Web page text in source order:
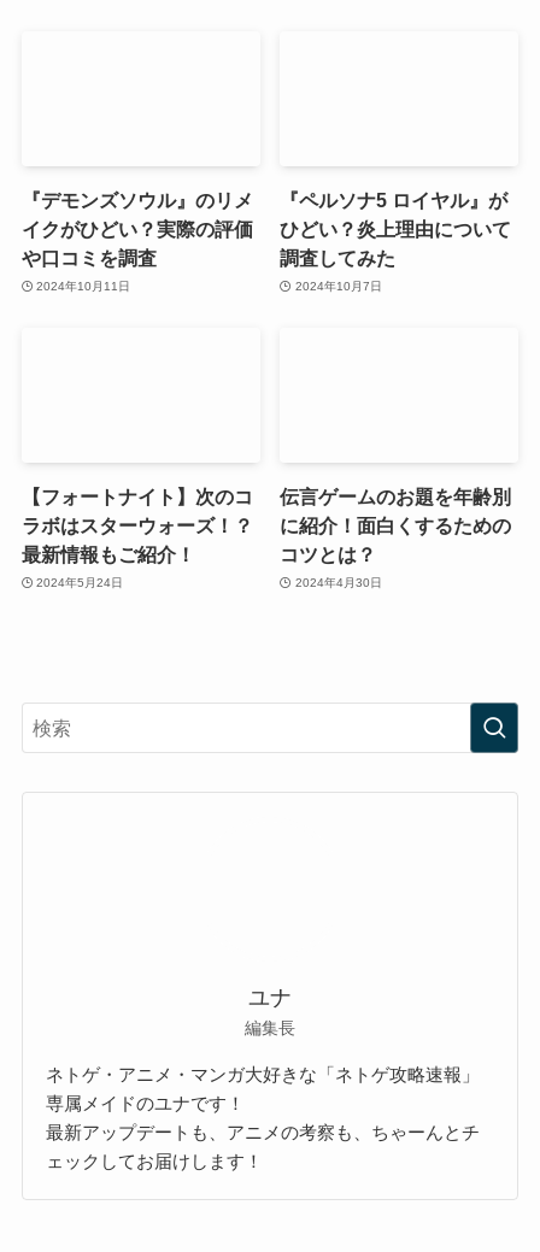
『デモンズソウル』のリメ
イクがひどい？実際の評価
や口コミを調査
2024年10月11日
『ペルソナ5 ロイヤル』が
ひどい？炎上理由について
調査してみた
2024年10月7日
【フォートナイト】次のコ
ラボはスターウォーズ！？
最新情報もご紹介！
2024年5月24日
伝言ゲームのお題を年齢別
に紹介！面白くするための
コツとは？
2024年4月30日
ユナ
編集長
ネトゲ・アニメ・マンガ大好きな「ネトゲ攻略速報」
専属メイドのユナです！
最新アップデートも、アニメの考察も、ちゃーんとチ
ェックしてお届けします！